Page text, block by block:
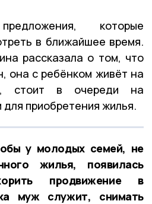
которые
в ближайшее время.
рассказала о том, что
она с ребёнком живёт на
стоит в очереди на
приобретения жилья.
у молодых семей, не
жилья, появилась
продвижение в
муж служит, снимать